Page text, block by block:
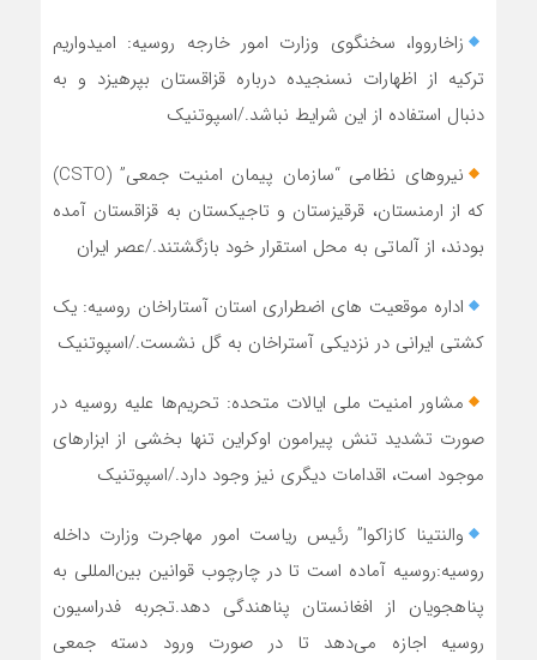
زاخارووا، سخنگوی وزارت امور خارجه روسیه: امیدواریم
ترکیه از اظهارات نسنجیده درباره قزاقستان بپرهیزد و به
دنبال استفاده از این شرایط نباشد./اسپوتنیک
نیرو‌های نظامی “سازمان پیمان امنیت جمعی” (CSTO)
که از ارمنستان، قرقیزستان و تاجیکستان به قزاقستان آمده
بودند، از آلماتی به محل استقرار خود بازگشتند./عصر ایران
اداره موقعیت های اضطراری استان آستاراخان روسیه: یک
کشتی ایرانی در نزدیکی آستراخان به گل نشست./اسپوتنیک
مشاور امنیت ملی ایالات متحده: تحریم‌ها علیه روسیه در
صورت تشدید تنش پیرامون اوکراین تنها بخشی از ابزارهای
موجود است، اقدامات دیگری نیز وجود دارد./اسپوتنیک
والنتینا کازاکوا” رئیس ریاست امور مهاجرت وزارت داخله
روسیه:روسیه آماده است تا در چارچوب قوانین بین‌المللی به
پناهجویان از افغانستان پناهندگی دهد.تجربه فدراسیون
روسیه اجازه می‌دهد تا در صورت ورود دسته جمعی